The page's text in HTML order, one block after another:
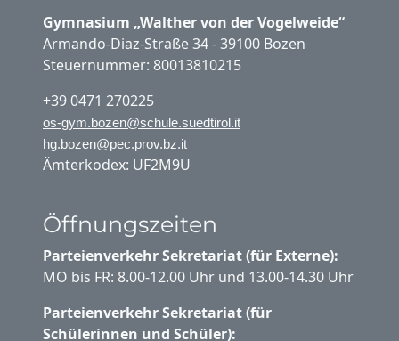
Gymnasium „Walther von der Vogelweide“
Armando-Diaz-Straße 34 - 39100 Bozen
Steuernummer: 80013810215
+39 0471 270225
os-gym.bozen@schule.suedtirol.it
hg.bozen@pec.prov.bz.it
Ämterkodex: UF2M9U
Öffnungszeiten
Parteienverkehr Sekretariat (für Externe):
MO bis FR: 8.00-12.00 Uhr und 13.00-14.30 Uhr
Parteienverkehr Sekretariat (für
Schülerinnen und Schüler):